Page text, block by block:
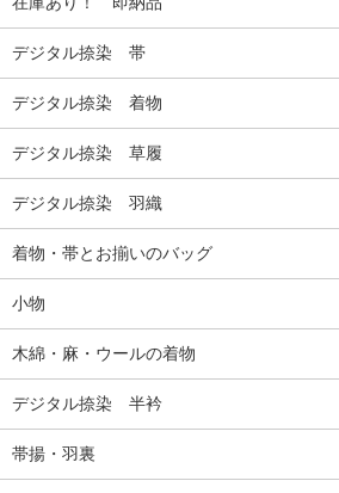
デジタル捺染 帯
デジタル捺染 着物
デジタル捺染 草履
デジタル捺染 羽織
着物・帯とお揃いのバッグ
小物
木綿・麻・ウールの着物
デジタル捺染 半衿
帯揚・羽裏